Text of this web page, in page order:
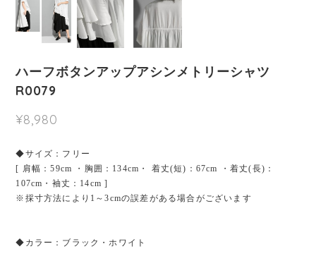
ハーフボタンアップアシンメトリーシャツ
R0079
¥8,980
◆サイズ：フリー
[ 肩幅：59cm ・胸囲：134cm・ 着丈(短)：67cm ・着丈(長)：
107cm・袖丈：14cm ]
※採寸方法により1～3cmの誤差がある場合がございます
◆カラー：ブラック・ホワイト